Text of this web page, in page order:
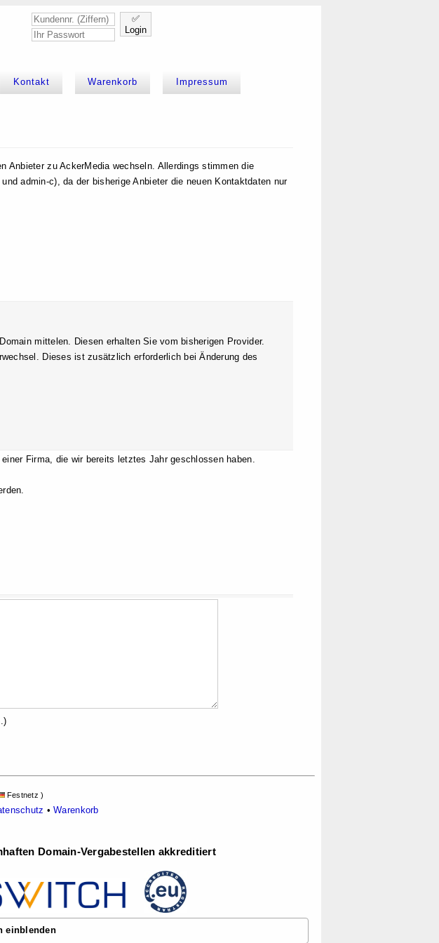
✅
Login
Kontakt Warenkorb Impressum
Anbieter zu AckerMedia wechseln. Allerdings stimmen die
admin-c), da der bisherige Anbieter die neuen Kontaktdaten nur
mittelen. Diesen erhalten Sie vom bisherigen Provider.
Dieses ist zusätzlich erforderlich bei Änderung des
Firma, die wir bereits letztes Jahr geschlossen haben.
Festnetz )
•Warenkorb
Domain-Vergabestellen akkreditiert
einblenden